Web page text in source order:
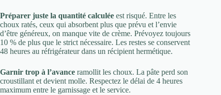
Préparer juste la quantité calculée est risqué. Entre les
choux ratés, ceux qui absorbent plus que prévu et l’envie
d’être généreux, on manque vite de crème. Prévoyez toujours
10 % de plus que le strict nécessaire. Les restes se conservent
48 heures au réfrigérateur dans un récipient hermétique.
Garnir trop à l’avance ramollit les choux. La pâte perd son
croustillant et devient molle. Respectez le délai de 4 heures
maximum entre le garnissage et le service.